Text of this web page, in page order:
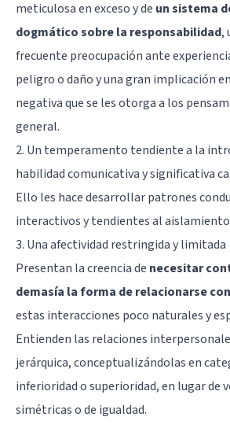
meticulosa en exceso y de un sistema
dogmático sobre la responsabilidad,
frecuente preocupación ante
peligro o daño y una gran implicación
negativa que se les otorga a los
general.
2. Un temperamento tendiente a la
habilidad comunicativa y significativa
Ello les hace desarrollar patrones
interactivos y tendientes al
3. Una afectividad restringida y limitada
Presentan la creencia de necesitar
demasía la forma de relacionarse
estas interacciones poco naturales y
Entienden las relaciones
jerárquica, conceptualizándolas en
inferioridad o superioridad, en lugar de
simétricas o de igualdad.